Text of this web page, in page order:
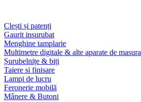
Clești și patenți
Gaurit insurubat
Menghine tamplarie
Multimetre digitale & alte aparate de masura
Șurubelnițe & biți
Taiere si finisare
Lampi de lucru
Feronerie mobilă
Mânere & Butoni